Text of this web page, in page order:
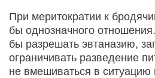
При меритократии к
бы однозначного
бы разрешать эвтаназию,
ограничивать разведение
не вмешиваться в ситуацию